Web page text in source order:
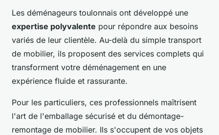
Les déménageurs toulonnais ont développé une
expertise polyvalente pour répondre aux besoins
variés de leur clientèle. Au-delà du simple transport
de mobilier, ils proposent des services complets qui
transforment votre déménagement en une
expérience fluide et rassurante.
Pour les particuliers, ces professionnels maîtrisent
l'art de l'emballage sécurisé et du démontage-
remontage de mobilier. Ils s'occupent de vos objets